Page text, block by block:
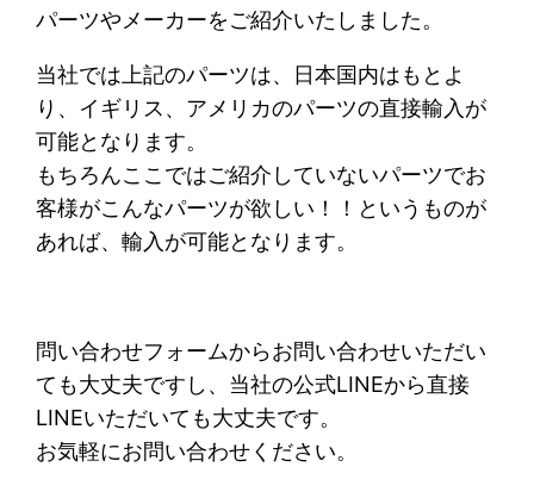
パーツやメーカーをご紹介いたしました。
当社では上記のパーツは、日本国内はもとよ
り、イギリス、アメリカのパーツの直接輸入が
可能となります。
もちろんここではご紹介していないパーツでお
客様がこんなパーツが欲しい！！というものが
あれば、輸入が可能となります。
問い合わせフォームからお問い合わせいただい
ても大丈夫ですし、当社の公式LINEから直接
LINEいただいても大丈夫です。
お気軽にお問い合わせください。